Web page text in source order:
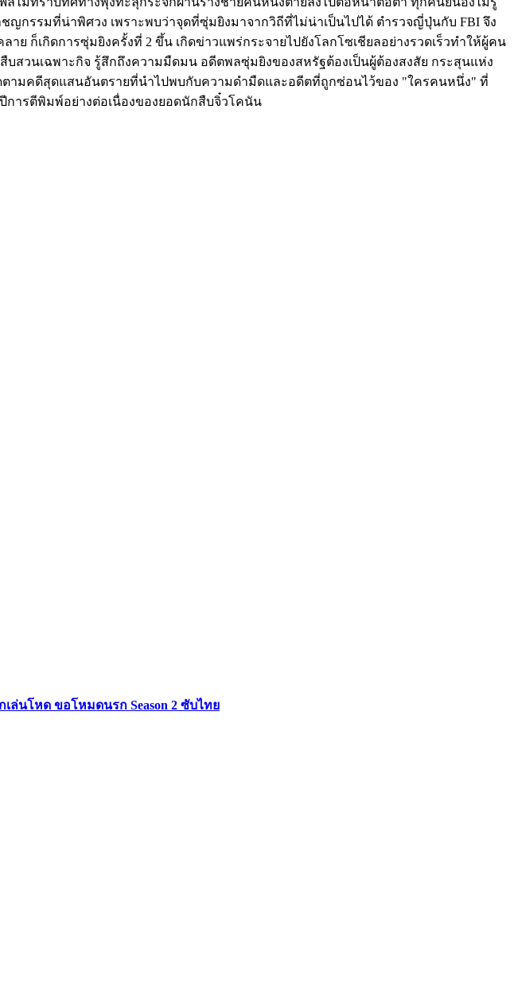
กรรมที่น่าพิศวง เพราะพบว่าจุดที่ซุ่มยิงมาจากวิถีที่ไม่น่าเป็นไปได้ ตำรวจญี่ปุ่นกับ FBI จึง
ก็เกิดการซุ่มยิงครั้งที่ 2 ขึ้น เกิดข่าวแพร่กระจายไปยังโลกโซเชียลอย่างรวดเร็วทำให้ผู้คน
สวนเฉพาะกิจ รู้สึกถึงความมืดมน อดีตพลซุ่มยิงของสหรัฐต้องเป็นผู้ต้องสงสัย กระสุนแห่ง
ามคดีสุดแสนอันตรายที่นำไปพบกับความดำมืดและอดีตที่ถูกซ่อนไว้ของ "ใครคนหนึ่ง" ที่
ารตีพิมพ์อย่างต่อเนื่องของยอดนักสืบจิ๋วโคนัน
กเล่นโหด ขอโหมดนรก Season 2 ซับไทย